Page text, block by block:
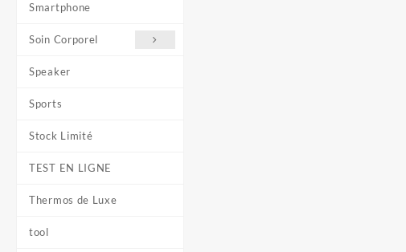
Smartphone
Soin Corporel
Speaker
Sports
Stock Limité
TEST EN LIGNE
Thermos de Luxe
tool